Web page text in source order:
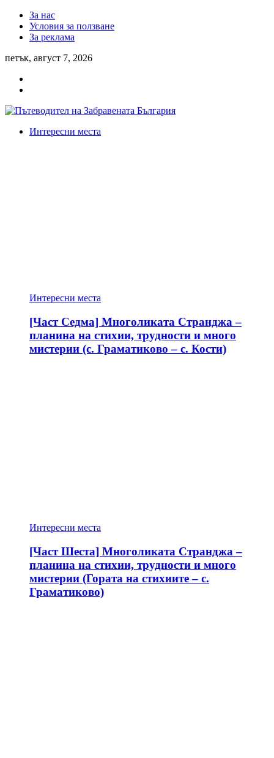
За нас
Условия за ползване
За реклама
петък, август 7, 2026
Интересни места
Интересни места
[Част Седма] Многоликата Странджа –
планина на стихии, трудности и много
мистерии (с. Граматиково – с. Кости)
Интересни места
[Част Шеста] Многоликата Странджа –
планина на стихии, трудности и много
мистерии (Гората на стихиите – с.
Граматиково)